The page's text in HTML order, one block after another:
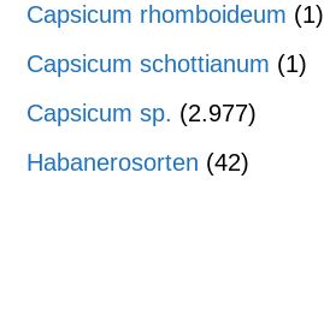
Capsicum rhomboideum (1)
Capsicum schottianum (1)
Capsicum sp. (2.977)
Habanerosorten (42)